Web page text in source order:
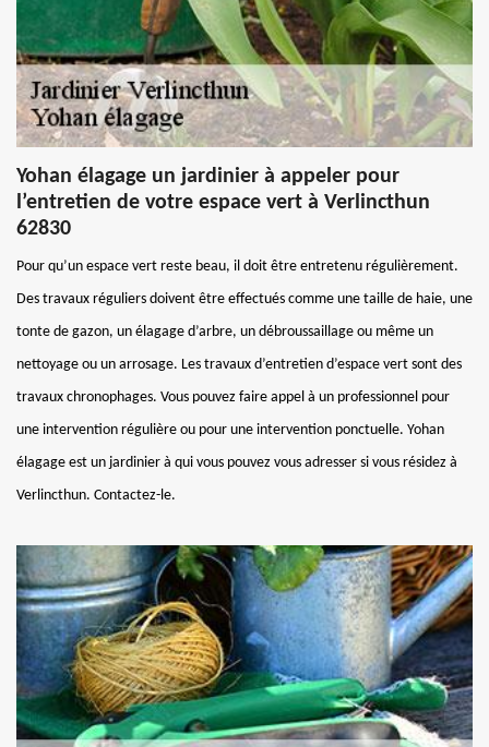
Yohan élagage un jardinier à appeler pour
l’entretien de votre espace vert à Verlincthun
62830
Pour qu’un espace vert reste beau, il doit être entretenu régulièrement.
Des travaux réguliers doivent être effectués comme une taille de haie, une
tonte de gazon, un élagage d’arbre, un débroussaillage ou même un
nettoyage ou un arrosage. Les travaux d’entretien d’espace vert sont des
travaux chronophages. Vous pouvez faire appel à un professionnel pour
une intervention régulière ou pour une intervention ponctuelle. Yohan
élagage est un jardinier à qui vous pouvez vous adresser si vous résidez à
Verlincthun. Contactez-le.